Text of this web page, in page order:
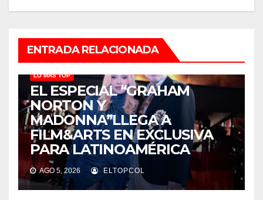
ENTRADA RELACIONADA
LO MÁS TOP
EL ESPECIAL “GRAHAM
NORTON Y
MADONNA”LLEGA A
FILM&ARTS EN EXCLUSIVA
PARA LATINOAMÉRICA
AGO 5, 2026 ELTOPCOL